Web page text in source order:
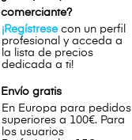
comerciante?
¡Regístresecon un perfil
profesional y acceda a
la lista de precios
dedicada a ti!
Envío gratis
En Europa para pedidos
superiores a 100€. Para
los usuarios